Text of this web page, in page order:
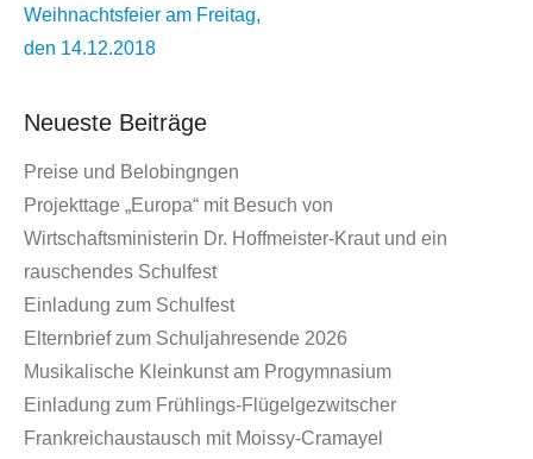
Weihnachtsfeier am Freitag,
den 14.12.2018
Neueste Beiträge
Preise und Belobingngen
Projekttage „Europa“ mit Besuch von
Wirtschaftsministerin Dr. Hoffmeister-Kraut und ein
rauschendes Schulfest
Einladung zum Schulfest
Elternbrief zum Schuljahresende 2026
Musikalische Kleinkunst am Progymnasium
Einladung zum Frühlings-Flügelgezwitscher
Frankreichaustausch mit Moissy-Cramayel